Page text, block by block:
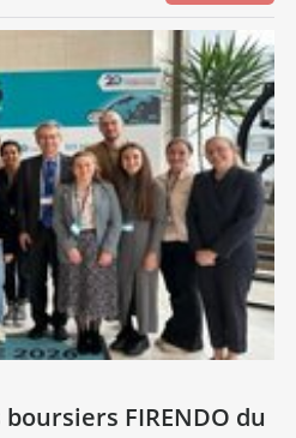
FIRENDO du